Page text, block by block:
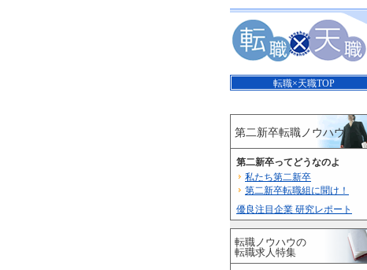
転職×天職TOP
第二新卒転職ノウハウ
第二新卒ってどうなのよ
私たち第二新卒
第二新卒転職組に聞け！
優良注目企業 研究レポート
転職ノウハウの
転職求人特集